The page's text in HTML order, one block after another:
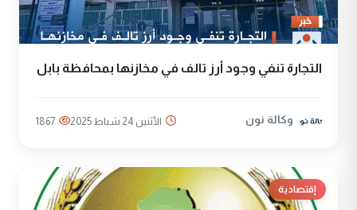
التجارة تنفي وجود أرز تالف في مخازنها بمحافظة بابل
وكالة نون الأثنين 24 شباط 2025 1867
إقتصادية